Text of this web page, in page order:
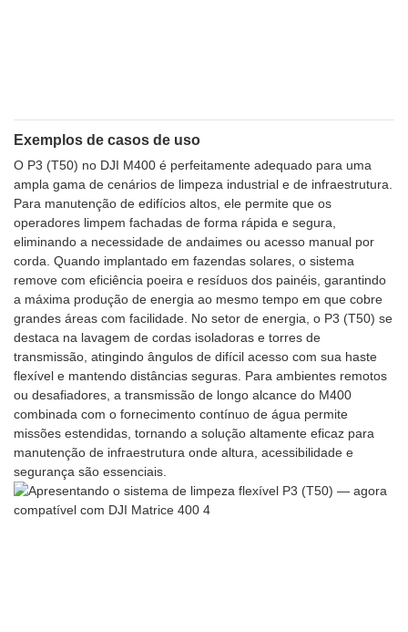
Exemplos de casos de uso
O P3 (T50) no DJI M400 é perfeitamente adequado para uma
ampla gama de cenários de limpeza industrial e de infraestrutura.
Para manutenção de edifícios altos, ele permite que os
operadores limpem fachadas de forma rápida e segura,
eliminando a necessidade de andaimes ou acesso manual por
corda. Quando implantado em fazendas solares, o sistema
remove com eficiência poeira e resíduos dos painéis, garantindo
a máxima produção de energia ao mesmo tempo em que cobre
grandes áreas com facilidade. No setor de energia, o P3 (T50) se
destaca na lavagem de cordas isoladoras e torres de
transmissão, atingindo ângulos de difícil acesso com sua haste
flexível e mantendo distâncias seguras. Para ambientes remotos
ou desafiadores, a transmissão de longo alcance do M400
combinada com o fornecimento contínuo de água permite
missões estendidas, tornando a solução altamente eficaz para
manutenção de infraestrutura onde altura, acessibilidade e
segurança são essenciais.